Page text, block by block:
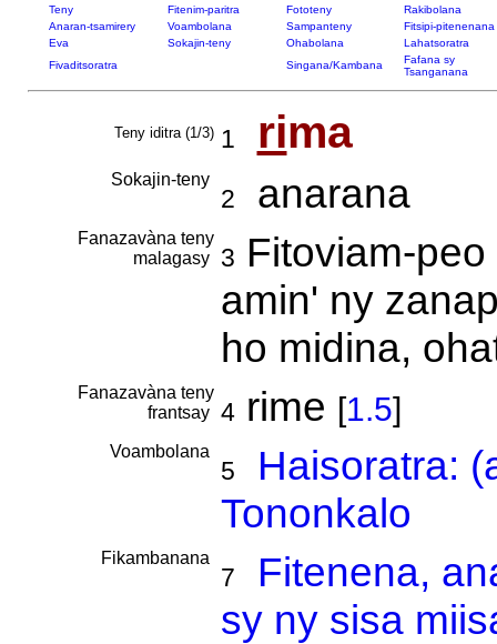
Teny Fitenim-paritra Fototeny
Rakibolana
Anaran-tsamirery
Voambolana Sampanteny
Fitsipi-pitenenana
Eva
Sokajin-teny Ohabolana
Lahatsoratra
Fivaditsoratra
Singana/Kambana
Fafana sy
Tsanganana
Teny iditra (1/3) 1 rima
Sokajin-teny
2 anarana
Fanazavàna teny
malagasy
3 Fitoviam-
amin' ny
ho midina,
Fanazavàna teny
frantsay 4rime [1.5]
Voambolana
5
Haisoratra:
Tononkalo
Fikambanana
7
Fitenena,
sy ny sisa